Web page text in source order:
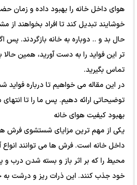
هوای داخل خانه را بهبود داده و زمان
خوشایند تبدیل کند تا افراد بخواهند از
حال بد و .. دوباره به خانه بازگردند.
تر این فواید را به دست آورید، همین حالا
تماس بگیرید.
در این مقاله می خواهیم تا درباره
توضیحاتی ارائه دهیم. پس ما را تا انتهای
بهبود کیفیت هوای خانه
یکی از مهم ترین مزایای شستشوی فرش
داخل خانه است. فرش ها می توانند انواع
محیط را که بر اثر باز و بسته شدن درب و
خود جذب کنند. این ذرات ریز و درشت به